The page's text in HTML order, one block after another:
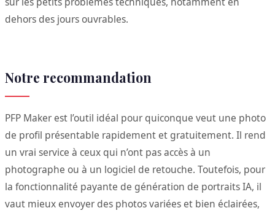
dehors des jours ouvrables.
Notre recommandation
PFP Maker est l’outil idéal pour quiconque veut une photo
de profil présentable rapidement et gratuitement. Il rend
un vrai service à ceux qui n’ont pas accès à un
photographe ou à un logiciel de retouche. Toutefois, pour
la fonctionnalité payante de génération de portraits IA, il
vaut mieux envoyer des photos variées et bien éclairées,